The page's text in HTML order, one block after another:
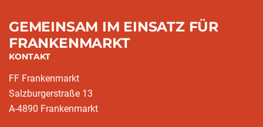
GEMEINSAM IM EINSATZ FÜR
FRANKENMARKT
KONTAKT
FF Frankenmarkt
Salzburgerstraße 13
A-4890 Frankenmarkt